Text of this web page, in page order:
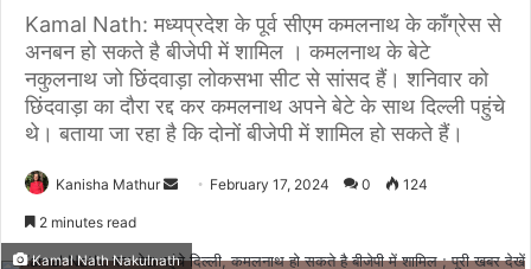
Kamal Nath: मध्यप्रदेश के पूर्व सीएम कमलनाथ के कॉंग्रेस से
अनबन हो सकते है बीजेपी में शामिल । कमलनाथ के बेटे
नकुलनाथ जो छिंदवाड़ा लोकसभा सीट से सांसद हैं। शनिवार को
छिंदवाड़ा का दौरा रद्द कर कमलनाथ अपने बेटे के साथ दिल्ली पहुंचे
थे। बताया जा रहा है कि दोनों बीजेपी में शामिल हो सकते हैं।
Kanisha Mathur
Send
email
February 17, 2024 0 124
2 minutes read
Kamal Nath Nakulnath